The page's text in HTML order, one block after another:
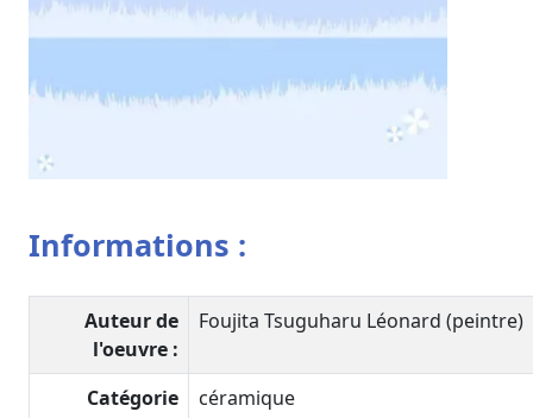
Informations :
Auteur de
l'oeuvre :
Foujita Tsuguharu Léonard (peintre)
Catégorie
céramique